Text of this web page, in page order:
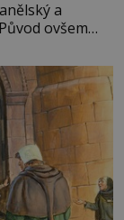
a
ovšem
a k tomu